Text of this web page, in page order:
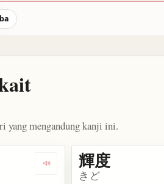
yang mengandung kanji ini.
Dengarkan kosakata 輝かしい
輝度
きど